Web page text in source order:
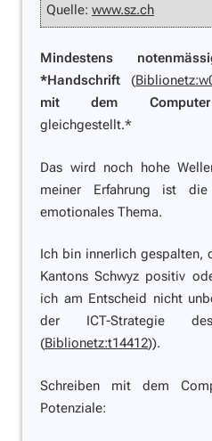
Quelle: www.sz.ch
Mindestens
*Handschrift (
mit dem Computer
gleichgestellt.*
Das wird noch hohe
meiner Erfahrung ist
emotionales Thema.
Ich bin innerlich gespalten,
Kantons Schwyz positiv
ich am Entscheid nicht
der ICT-Strategie
(Biblionetz:t14412)).
Schreiben mit dem
Potenziale: